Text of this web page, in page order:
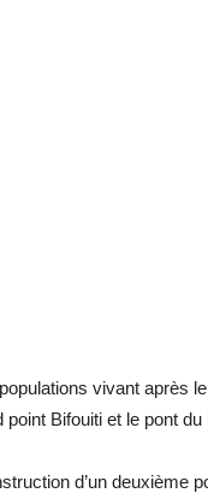
vivant après
Bifouiti et le pont
d’un deuxième